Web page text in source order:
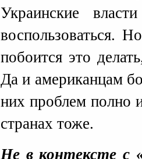
Украинские
воспользоваться.
побоится это
Да и американцам
них проблем полно
странах тоже.
Не в контексте с